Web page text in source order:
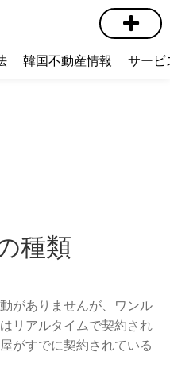
韓国不動産情報 サービ
種類
がありませんが、ワンル
リアルタイムで契約され
がすでに契約されている